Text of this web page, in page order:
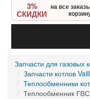
3%
СКИДКИ
на все
Запчасти для газовых
Запчасти котлов
Теплообменники
Теплообменник